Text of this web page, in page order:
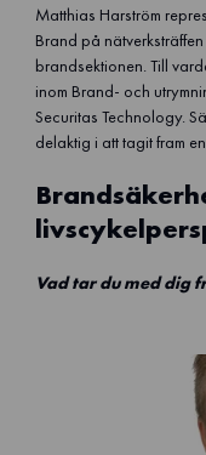
Matthias Harström
Brand på
brandsektionen. Till
inom Brand- och
Securitas Technology.
delaktig i att tagit fram
Vad tar du med dig